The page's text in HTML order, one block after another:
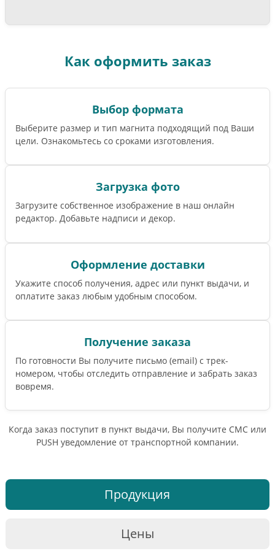
Как оформить заказ
Выбор формата
Выберите размер и тип магнита подходящий под Ваши
цели. Ознакомьтесь со сроками изготовления.
Загрузка фото
Загрузите собственное изображение в наш онлайн
редактор. Добавьте надписи и декор.
Оформление доставки
Укажите способ получения, адрес или пункт выдачи, и
оплатите заказ любым удобным способом.
Получение заказа
По готовности Вы получите письмо (email) c трек-
номером, чтобы отследить отправление и забрать заказ
вовремя.
Когда заказ поступит в пункт выдачи, Вы получите СМС или
PUSH уведомление от транспортной компании.
Продукция
Цены